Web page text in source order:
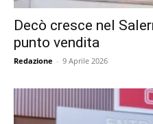
Decò cresce nel
punto vendita
Redazione - 9 Aprile 2026